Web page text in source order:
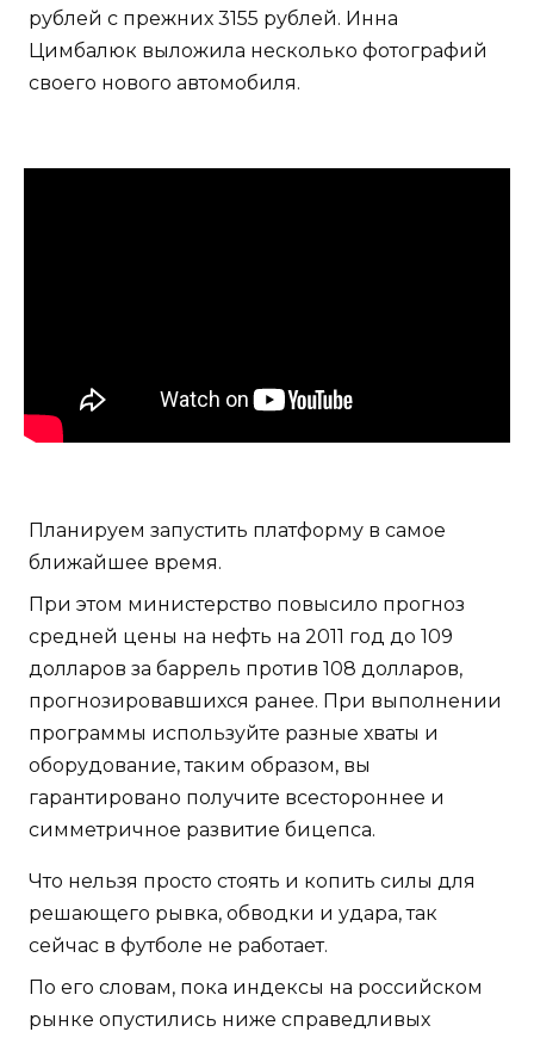
рублей с прежних 3155 рублей. Инна
Цимбалюк выложила несколько фотографий
своего нового автомобиля.
Планируем запустить платформу в самое
ближайшее время.
При этом министерство повысило прогноз
средней цены на нефть на 2011 год до 109
долларов за баррель против 108 долларов,
прогнозировавшихся ранее. При выполнении
программы используйте разные хваты и
оборудование, таким образом, вы
гарантировано получите всестороннее и
симметричное развитие бицепса.
Что нельзя просто стоять и копить силы для
решающего рывка, обводки и удара, так
сейчас в футболе не работает.
По его словам, пока индексы на российском
рынке опустились ниже справедливых